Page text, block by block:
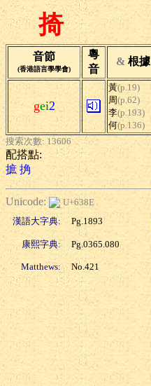
掎
音節
(香港語言學學會)
粵
音
& 根據
gei2
黃(p.19)
周(p.62)
李(p.193)
何(p.136)
搜索次數: 13606
配搭點:
摭 捔
Unicode:
U+638E
漢語大字典:
Pg.1893
康熙字典: Pg.0365.080
Matthews: No.421